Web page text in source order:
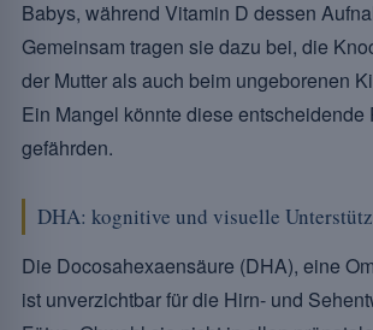
Babys, während Vitamin D dessen
Gemeinsam tragen sie dazu bei, die
der Mutter als auch beim ungeborenen
Ein Mangel könnte diese entscheidende
gefährden.
DHA: kognitive und visuelle
Die Docosahexaensäure (DHA), eine
ist unverzichtbar für die Hirn- und